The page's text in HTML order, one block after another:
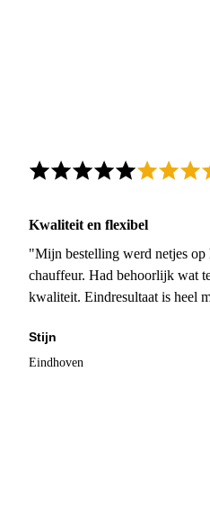
Kwaliteit en flexibel
"Mijn bestelling werd netjes op
chauffeur. Had behoorlijk wat
kwaliteit. Eindresultaat is heel
Stijn
Eindhoven